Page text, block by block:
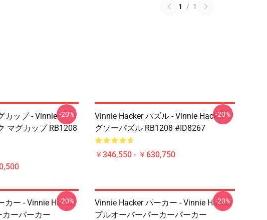
1 / 1
カップ - Vinnie
マグカップ RB1208
-20%
Vinnie Hacker パズル - Vinnie Hacker ジ
グソーパズル RB1208 #ID8267
￥346,550 - ￥630,750
-20%
カー - Vinnie Hacker
ーパーカー
-20%
Vinnie Hacker パーカー - Vinnie Hacker
プルオーバーパーカーパーカー
-20%